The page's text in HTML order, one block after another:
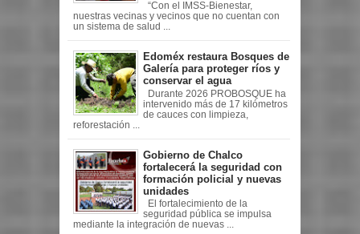
“Con el IMSS-Bienestar,
nuestras vecinas y vecinos que no cuentan con
un sistema de salud ...
Edoméx restaura Bosques de
Galería para proteger ríos y
conservar el agua
Durante 2026 PROBOSQUE ha
intervenido más de 17 kilómetros
de cauces con limpieza,
reforestación ...
Gobierno de Chalco
fortalecerá la seguridad con
formación policial y nuevas
unidades
El fortalecimiento de la
seguridad pública se impulsa
mediante la integración de nuevas ...